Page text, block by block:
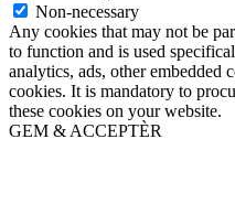
Non-necessary
Any cookies that may not be
to function and is used
analytics, ads, other embedded
cookies. It is mandatory to
these cookies on your website.
GEM & ACCEPTÈR